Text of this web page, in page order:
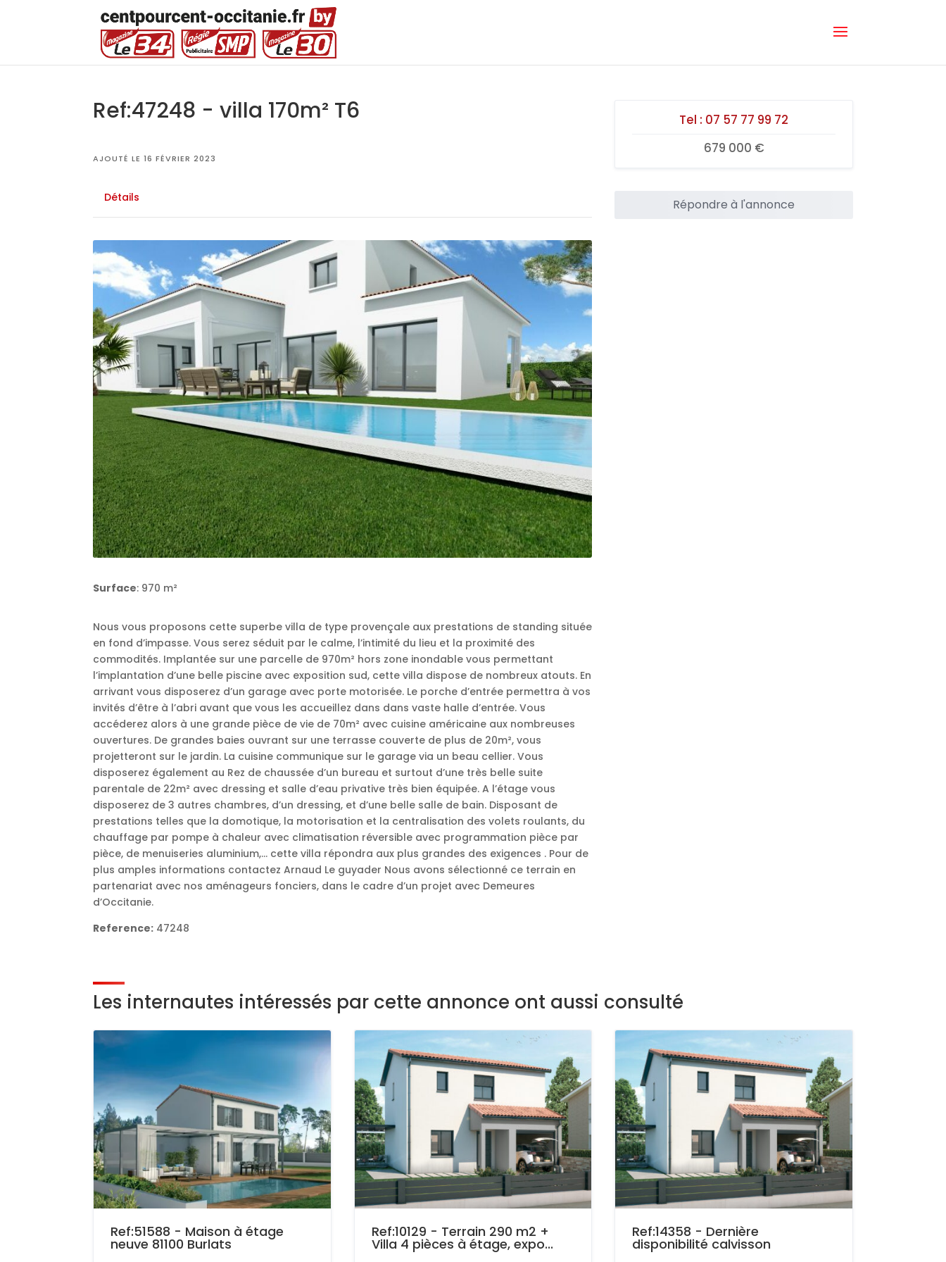
Ref:47248 - villa 170m² T6
AJOUTÉ LE 16 FÉVRIER 2023
Détails
Surface: 970 m²
Nous vous proposons cette superbe villa de type provençale aux prestations de standing située
en fond d’impasse. Vous serez séduit par le calme, l’intimité du lieu et la proximité des
commodités. Implantée sur une parcelle de 970m² hors zone inondable vous permettant
l’implantation d’une belle piscine avec exposition sud, cette villa dispose de nombreux atouts. En
arrivant vous disposerez d’un garage avec porte motorisée. Le porche d’entrée permettra à vos
invités d’être à l’abri avant que vous les accueillez dans dans vaste halle d’entrée. Vous
accéderez alors à une grande pièce de vie de 70m² avec cuisine américaine aux nombreuses
ouvertures. De grandes baies ouvrant sur une terrasse couverte de plus de 20m², vous
projetteront sur le jardin. La cuisine communique sur le garage via un beau cellier. Vous
disposerez également au Rez de chaussée d’un bureau et surtout d’une très belle suite
parentale de 22m² avec dressing et salle d’eau privative très bien équipée. A l’étage vous
disposerez de 3 autres chambres, d’un dressing, et d’une belle salle de bain. Disposant de
prestations telles que la domotique, la motorisation et la centralisation des volets roulants, du
chauffage par pompe à chaleur avec climatisation réversible avec programmation pièce par
pièce, de menuiseries aluminium,… cette villa répondra aux plus grandes des exigences . Pour de
plus amples informations contactez Arnaud Le guyader Nous avons sélectionné ce terrain en
partenariat avec nos aménageurs fonciers, dans le cadre d’un projet avec Demeures
d’Occitanie.
Reference: 47248
Tel : 07 57 77 99 72
679 000 €
Répondre à l'annonce
Les internautes intéressés par cette annonce ont aussi consulté
Ref:51588 - Maison à étage
neuve 81100 Burlats
Ref:10129 - Terrain 290 m2 +
Villa 4 pièces à étage, expo...
Ref:14358 - Dernière
disponibilité calvisson